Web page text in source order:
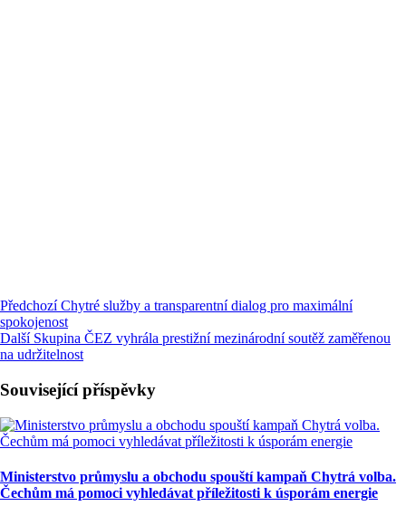
Předchozí Chytré služby a transparentní dialog pro maximální
spokojenost
Další Skupina ČEZ vyhrála prestižní mezinárodní soutěž zaměřenou
na udržitelnost
Související příspěvky
Ministerstvo průmyslu a obchodu spouští kampaň Chytrá volba.
Čechům má pomoci vyhledávat příležitosti k úsporám energie